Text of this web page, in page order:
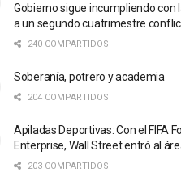
Gobierno sigue incumpliendo con
a un segundo cuatrimestre
240 COMPARTIDOS
Soberanía, potrero y academia
204 COMPARTIDOS
Apiladas Deportivas: Con el FIFA
Enterprise, Wall Street entró al
203 COMPARTIDOS